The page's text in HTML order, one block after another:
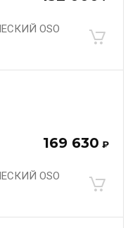
OSO
169 630 ₽
OSO